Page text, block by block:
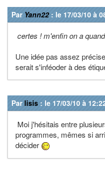
Par Yann22: le 17/03/10 à
certes ! m'enfin on a
Une idée pas assez
serait s'inféoder à des
Par lisis : le 17/03/10 à
Moi j'hésitais entre
programmes, mêmes si
décider